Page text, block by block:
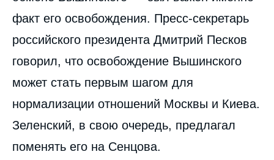
факт его освобождения. Пресс-секретарь
российского президента Дмитрий Песков
говорил, что освобождение Вышинского
может стать первым шагом для
нормализации отношений Москвы и Киева.
Зеленский, в свою очередь, предлагал
поменять его на Сенцова.